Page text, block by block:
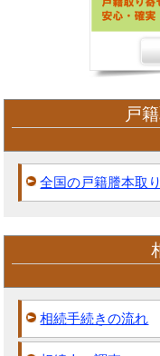
戸
全国の戸籍謄本取
相続手続きの流れ